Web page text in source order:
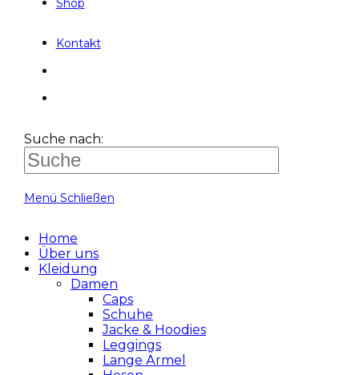
Shop
Kontakt
Suche nach:
Menü Schließen
Home
Über uns
Kleidung
Damen
Caps
Schuhe
Jacke & Hoodies
Leggings
Lange Ärmel